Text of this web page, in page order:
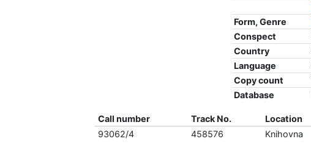
Form, Genre
Conspect
Country
Language
Copy count
Database
Call number Track No. Location
93062/4
458576 Knihovna